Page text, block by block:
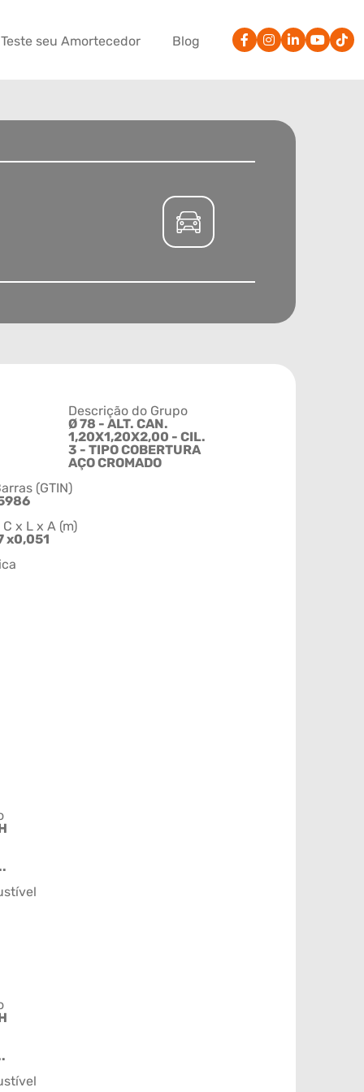
Teste seu Amortecedor Blog
Descrição do Grupo
Ø 78 - ALT. CAN.
1,20X1,20X2,00 - CIL.
3 - TIPO COBERTURA
AÇO CROMADO
(GTIN)
x L x A (m)
x0,051